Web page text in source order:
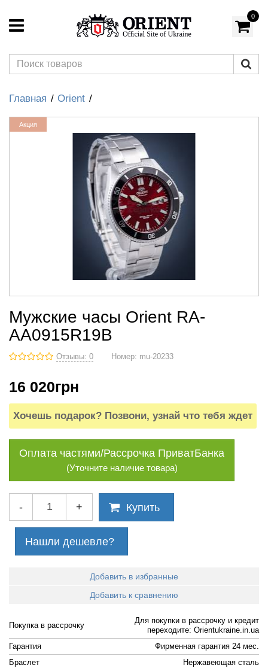
0
Главная Orient
Акция
Мужские часы Orient RA-
AA0915R19B
Отзывы: 0 Номер: mu-20233
16 020грн
Хочешь подарок? Позвони, узнай что тебя ждет
Оплата частями/Рассрочка ПриватБанка
(Уточните наличие товара)
- + Купить
Нашли дешевле?
Добавить в избранные
Добавить к сравнению
Покупка в рассрочку
Для покупки в рассрочку и кредит
переходите: Orientukraine.in.ua
Гарантия
Фирменная гарантия 24 мес.
Браслет
Нержавеющая сталь